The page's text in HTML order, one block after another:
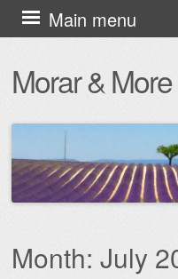
Morar & More
Main menu
Skip
to
content
Month: July